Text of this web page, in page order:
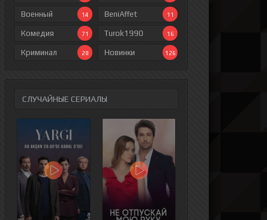
Военный 14
Комедия 71
Криминал 28
BeniAffet 11
Turok1990 16
Новинки 126
СЛУЧАЙНЫЕ СЕРИАЛЫ